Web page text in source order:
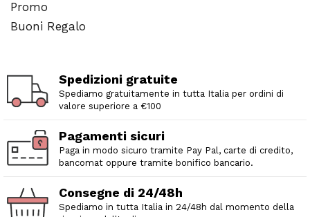
Promo
Buoni Regalo
Spedizioni gratuite
Spediamo gratuitamente in tutta Italia per ordini di
valore superiore a €100
Pagamenti sicuri
Paga in modo sicuro tramite Pay Pal, carte di credito,
bancomat oppure tramite bonifico bancario.
Consegne di 24/48h
Spediamo in tutta Italia in 24/48h dal momento della